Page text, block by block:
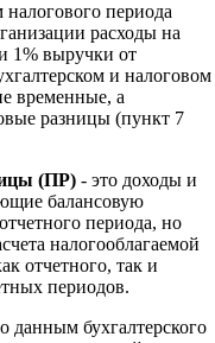
периода
расходы на
1% выручки от
и налоговом
временные, а
разницы (пункт 7
(ПР) - это доходы и
балансовую
периода, но
налогооблагаемой
отчетного, так и
периодов.
данным бухгалтерского